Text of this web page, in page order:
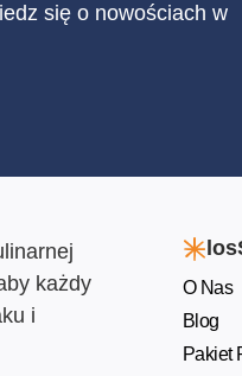
się o nowościach w
każdy
i
O Nas
Blog
Pakiet